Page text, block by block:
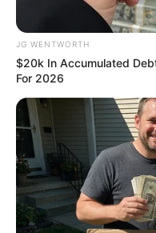
Shocking Turn Of
Controversial Careers
JG WENTWORTH
$20k In Accumulated
For 2026